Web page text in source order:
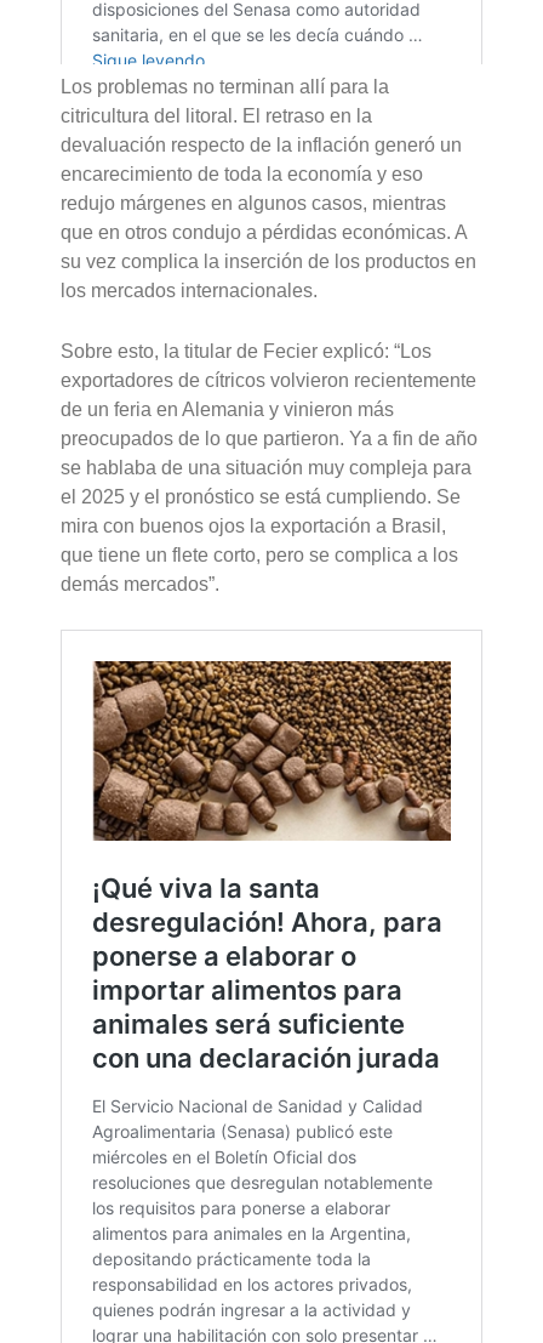
Los problemas no terminan allí para la
citricultura del litoral. El retraso en la
devaluación respecto de la inflación generó un
encarecimiento de toda la economía y eso
redujo márgenes en algunos casos, mientras
que en otros condujo a pérdidas económicas. A
su vez complica la inserción de los productos en
los mercados internacionales.
Sobre esto, la titular de Fecier explicó: “Los
exportadores de cítricos volvieron recientemente
de un feria en Alemania y vinieron más
preocupados de lo que partieron. Ya a fin de año
se hablaba de una situación muy compleja para
el 2025 y el pronóstico se está cumpliendo. Se
mira con buenos ojos la exportación a Brasil,
que tiene un flete corto, pero se complica a los
demás mercados”.